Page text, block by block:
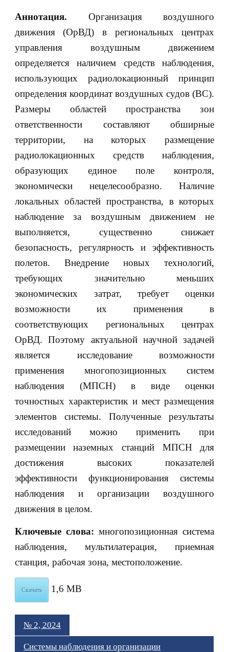
Аннотация. Организация воздушного
движения (ОрВД) в региональных центрах
управления воздушным движением
определяется наличием средств наблюдения,
использующих радиолокационный принцип
определения координат воздушных судов (ВС).
Размеры областей пространства зон
ответственности составляют обширные
территории, на которых размещение
радиолокационных средств наблюдения,
образующих единое поле контроля,
экономически нецелесообразно. Наличие
локальных областей пространства, в которых
наблюдение за воздушным движением не
выполняется, существенно снижает
безопасность, регулярность и эффективность
полетов. Внедрение новых технологий,
требующих значительно меньших
экономических затрат, требует оценки
возможности их применения в
соответствующих региональных центрах
ОрВД. Поэтому актуальной научной задачей
является исследование возможности
применения многопозиционных систем
наблюдения (МПСН) в виде оценки
точностных характеристик и мест размещения
элементов системы. Полученные результаты
исследований можно применить при
размещении наземных станций МПСН для
достижения высоких показателей
эффективности функционирования системы
наблюдения и организации воздушного
движения в целом.
Ключевые слова: многопозиционная система
наблюдения, мультилатерация, приемная
станция, рабочая зона, местоположение.
Скачать 1,6 MB
№ 2, 2024
Системы наблюдения и организации